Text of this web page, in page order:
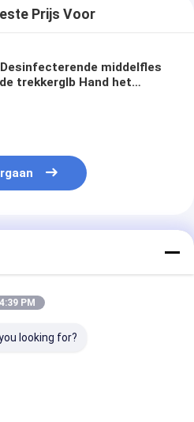
Prijs Voor
middelfles
trekkerglb Hand het
4:39 PM
looking for?